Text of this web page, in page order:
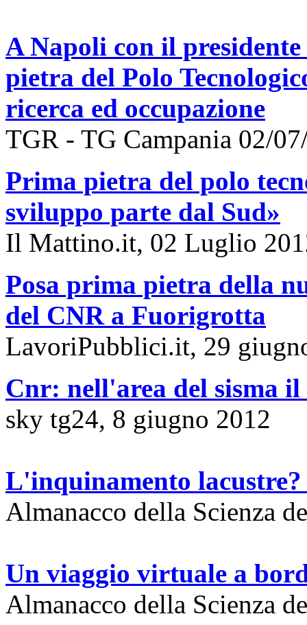
A Napoli con il
pietra del Polo
ricerca ed occupazione
TGR - TG Campania 02/
Prima pietra del polo
sviluppo parte dal Sud»
Il Mattino.it, 02 Luglio
Posa prima pietra della
del CNR a Fuorigrotta
LavoriPubblici.it, 29
Cnr: nell'area del sisma il
sky tg24, 8 giugno 2012
L'inquinamento
Almanacco della Scienza
Un viaggio virtuale a
Almanacco della Scienza